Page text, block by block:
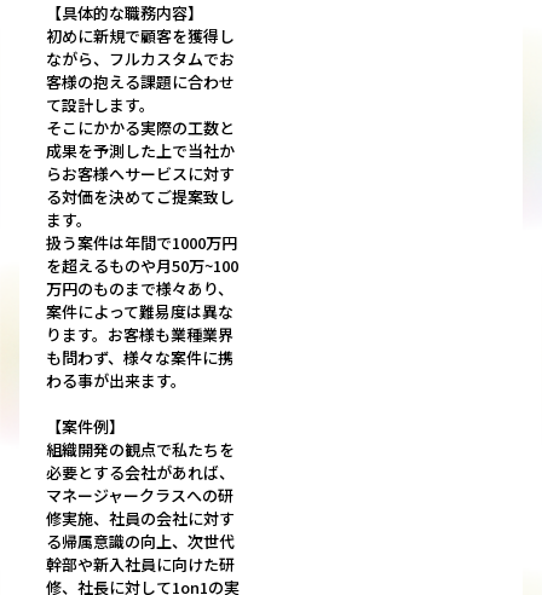
【具体的な職務内容】
初めに新規で顧客を獲得し
ながら、フルカスタムでお
客様の抱える課題に合わせ
て設計します。
そこにかかる実際の工数と
成果を予測した上で当社か
らお客様へサービスに対す
る対価を決めてご提案致し
ます。
扱う案件は年間で1000万円
を超えるものや月50万~100
万円のものまで様々あり、
案件によって難易度は異な
ります。お客様も業種業界
も問わず、様々な案件に携
わる事が出来ます。
【案件例】
組織開発の観点で私たちを
必要とする会社があれば、
マネージャークラスへの研
修実施、社員の会社に対す
る帰属意識の向上、次世代
幹部や新入社員に向けた研
修、社長に対して1on1の実